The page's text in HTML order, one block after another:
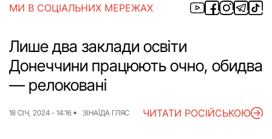
Окупація
Про нас
Війна
Гроші
Освіта
Інструкції
ЖКГ
Історія
МИ В СОЦІАЛЬНИХ МЕРЕЖАХ
Лише два заклади освіти
Донеччини працюють очно, обидва
— релоковані
18 СІЧ, 2024 - 14:16 ЗІНАЇДА ГЛЯС ЧИТАТИ РОСІЙСЬКОЮ